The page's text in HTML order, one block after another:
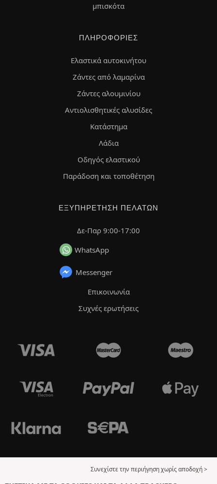
μπισκότα
ΠΛΗΡΟΦΟΡΊΕΣ
Ελαστικά αυτοκινήτου
Ζάντες από λαμαρίνα
Ζάντες αλουμινίου
Αντιολισθητικές αλυσίδες
Κατάστημα
Λάδια
Οδηγός ελαστικού
Παράδοση και τοποθέτηση
ΕΞΥΠΗΡΈΤΗΣΗ ΠΕΛΑΤΏΝ
Δε-Παρ 9:00-17:00
WhatsApp
Messenger
Επικοινωνία
Συχνές ερωτήσεις
Συνεχίστε την περιήγηση χωρίς αποδοχή >